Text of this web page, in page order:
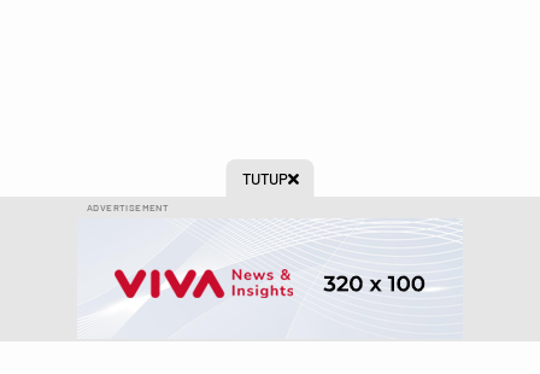
TUTUP
ADVERTISEMENT